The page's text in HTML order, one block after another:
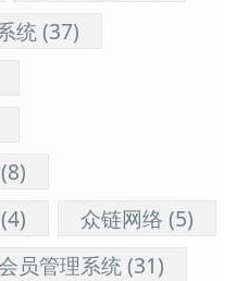
统(37)
(8)
(4) 众链网络 (5)
员管理系统(31)